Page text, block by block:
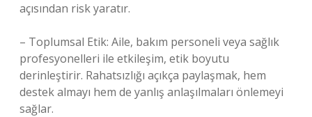
açısından risk yaratır.
– Toplumsal Etik: Aile, bakım personeli veya sağlık
profesyonelleri ile etkileşim, etik boyutu
derinleştirir. Rahatsızlığı açıkça paylaşmak, hem
destek almayı hem de yanlış anlaşılmaları önlemeyi
sağlar.